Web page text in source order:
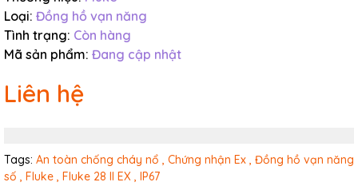
Loại: Đồng hồ vạn năng
Tình trạng: Còn hàng
Mã sản phẩm: Đang cập nhật
Liên hệ
Tags: An toàn chống cháy nổ , Chứng nhận Ex , Đồng hồ vạn năng
số , Fluke , Fluke 28 II EX , IP67